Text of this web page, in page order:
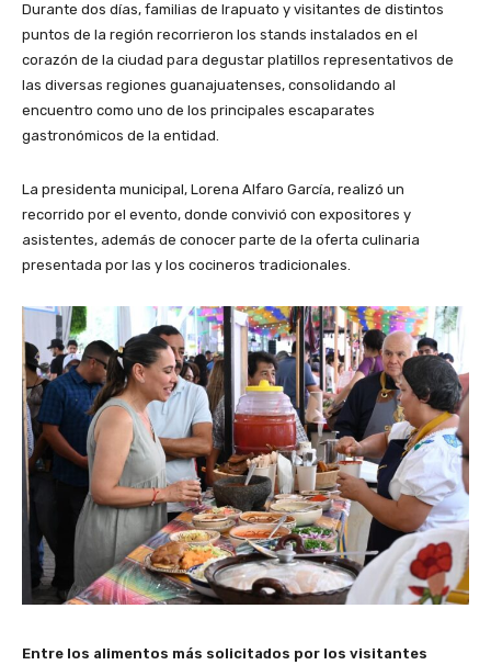
Durante dos días, familias de Irapuato y visitantes de distintos
puntos de la región recorrieron los stands instalados en el
corazón de la ciudad para degustar platillos representativos de
las diversas regiones guanajuatenses, consolidando al
encuentro como uno de los principales escaparates
gastronómicos de la entidad.
La presidenta municipal, Lorena Alfaro García, realizó un
recorrido por el evento, donde convivió con expositores y
asistentes, además de conocer parte de la oferta culinaria
presentada por las y los cocineros tradicionales.
Entre los alimentos más solicitados por los visitantes